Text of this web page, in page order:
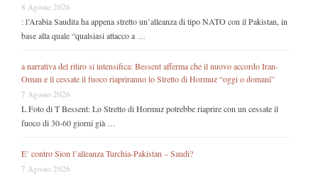
8 Agosto 2026
: l’Arabia Saudita ha appena stretto un’alleanza di tipo NATO con il Pakistan, in
base alla quale “qualsiasi attacco a …
a narrativa del ritiro si intensifica: Bessent afferma che il nuovo accordo Iran-
Oman e il cessate il fuoco riapriranno lo Stretto di Hormuz “oggi o domani”
7 Agosto 2026
L Foto di T Bessent: Lo Stretto di Hormuz potrebbe riaprire con un cessate il
fuoco di 30-60 giorni già …
E’ contro Sion l’alleanza Turchia-Pakistan – Saudi?
7 Agosto 2026